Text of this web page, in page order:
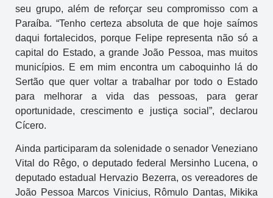
seu grupo, além de reforçar seu compromisso com a
Paraíba. “Tenho certeza absoluta de que hoje saímos
daqui fortalecidos, porque Felipe representa não só a
capital do Estado, a grande João Pessoa, mas muitos
municípios. E em mim encontra um caboquinho lá do
Sertão que quer voltar a trabalhar por todo o Estado
para melhorar a vida das pessoas, para gerar
oportunidade, crescimento e justiça social”, declarou
Cícero.
Ainda participaram da solenidade o senador Veneziano
Vital do Rêgo, o deputado federal Mersinho Lucena, o
deputado estadual Hervazio Bezerra, os vereadores de
João Pessoa Marcos Vinicius, Rômulo Dantas, Mikika